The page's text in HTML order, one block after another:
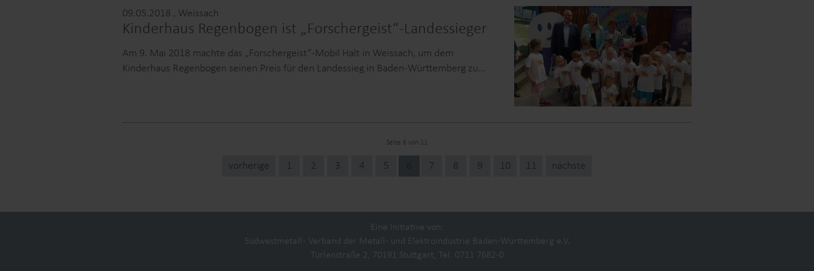
09.05.2018 , Weissach
Kinderhaus Regenbogen ist „Forschergeist“-Landessieger
Am 9. Mai 2018 machte das „Forschergeist“-Mobil Halt in Weissach, um dem
Kinderhaus Regenbogen seinen Preis für den Landessieg in Baden-Württemberg zu…
Seite 6 von 11
vorherige 1 2 3 4 5 7 8 9 10 11 nächste
Eine Initiative von:
Südwestmetall - Verband der Metall- und Elektroindustrie Baden-Württemberg e.V.
Türlenstraße 2, 70191 Stuttgart, Tel. 0711 7682-0